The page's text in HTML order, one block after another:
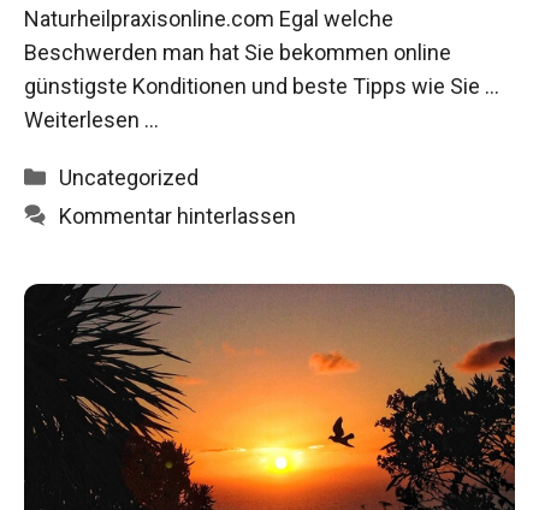
Naturheilpraxisonline.com Egal welche
Beschwerden man hat Sie bekommen online
günstigste Konditionen und beste Tipps wie Sie …
Weiterlesen …
Kategorien
Uncategorized
Kommentar hinterlassen